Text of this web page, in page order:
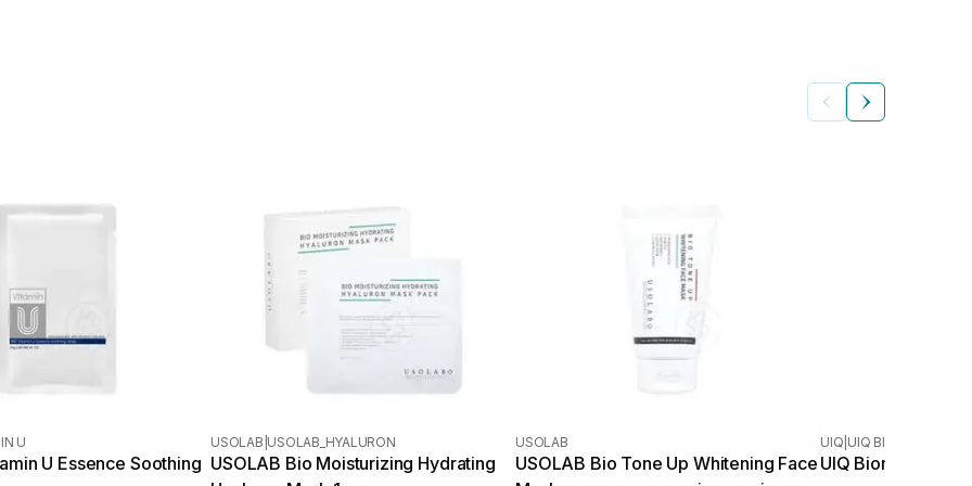
U
U Essence Soothing
USOLAB USOLAB_HYALURON
USOLAB Bio Moisturizing Hydrating
USOLAB
USOLAB Bio Tone Up Whitening Face
UIQ UIQ BIOME BARRIER
UIQ Biome